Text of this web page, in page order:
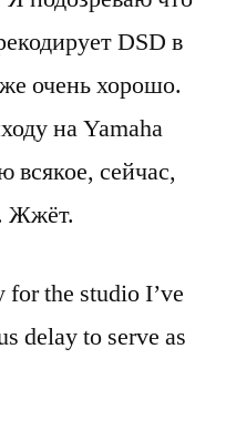
DSD в
очень хорошо.
на Yamaha
сейчас,
Жжёт.
the studio I’ve
delay to serve as